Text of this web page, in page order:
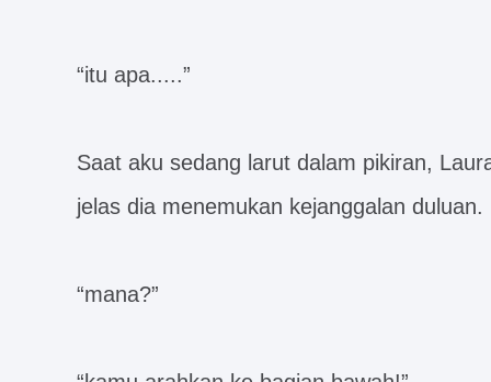
“itu apa.....”
Saat aku sedang larut dalam pikiran,
jelas dia menemukan kejanggalan duluan.
“mana?”